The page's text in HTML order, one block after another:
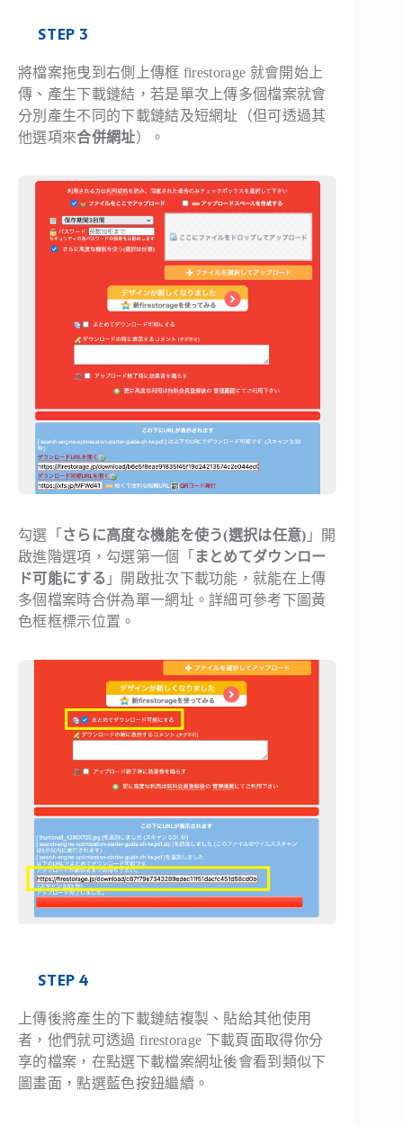
STEP 3
將檔案拖曳到右側上傳框 firestorage 就會開始上
傳、產生下載鏈結，若是單次上傳多個檔案就會
分別產生不同的下載鏈結及短網址（但可透過其
他選項來合併網址）。
勾選「 さらに高度な機能を使う(選択は任意) 」開
啟進階選項，勾選第一個「 まとめてダウンロー
ド可能にする 」開啟批次下載功能，就能在上傳
多個檔案時合併為單一網址。詳細可參考下圖黃
色框框標示位置。
STEP 4
上傳後將產生的下載鏈結複製、貼給其他使用
者，他們就可透過 firestorage 下載頁面取得你分
享的檔案，在點選下載檔案網址後會看到類似下
圖畫面，點選藍色按鈕繼續。